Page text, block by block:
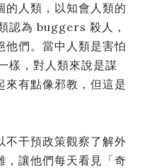
的人類，以知會人類的
認為 buggers 殺人，
他們。當中人類是害怕
樣，對人類來說是謀
來有點像邪教，但這是
不干預政策觀察了解外
，讓他們每天看見「奇